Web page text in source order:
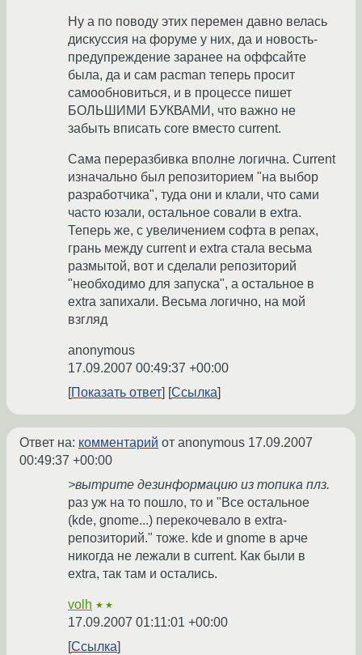
Ну а по поводу этих перемен давно велась
дискуссия на форуме у них, да и новость-
предупреждение заранее на оффсайте
была, да и сам pacman теперь просит
самообновиться, и в процессе пишет
БОЛЬШИМИ БУКВАМИ, что важно не
забыть вписать core вместо current.
Сама переразбивка вполне логична. Current
изначально был репозиторием "на выбор
разработчика", туда они и клали, что сами
часто юзали, остальное совали в extra.
Теперь же, с увеличением софта в репах,
грань между current и extra стала весьма
размытой, вот и сделали репозиторий
"необходимо для запуска", а остальное в
extra запихали. Весьма логично, на мой
взгляд
anonymous
17.09.2007 00:49:37 +00:00
Показать ответ
Ссылка
Ответ на: комментарий от anonymous 17.09.2007
00:49:37 +00:00
>вытрите дезинформацию из топика плз.
раз уж на то пошло, то и "Все остальное
(kde, gnome...) перекочевало в extra-
репозиторий." тоже. kde и gnome в арче
никогда не лежали в current. Как были в
extra, так там и остались.
volh ★★
17.09.2007 01:11:01 +00:00
Ссылка